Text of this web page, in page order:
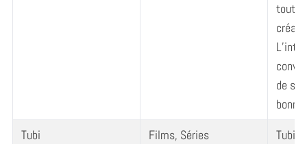
tout
de
Tubi
Films, Séries
Tubi